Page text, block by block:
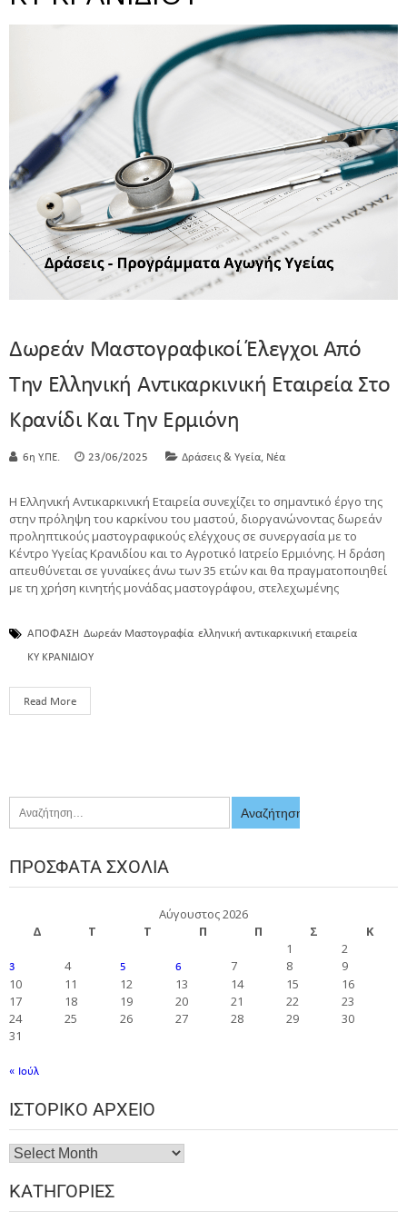
Δωρεάν Μαστογραφικοί Έλεγχοι Από
Την Ελληνική Αντικαρκινική Εταιρεία Στο
Κρανίδι Και Την Ερμιόνη
6η Υ.ΠΕ. 23/06/2025 Δράσεις & Υγεία, Νέα
Η Ελληνική Αντικαρκινική Εταιρεία συνεχίζει το σημαντικό έργο της
στην πρόληψη του καρκίνου του μαστού, διοργανώνοντας δωρεάν
προληπτικούς μαστογραφικούς ελέγχους σε συνεργασία με το
Κέντρο Υγείας Κρανιδίου και το Αγροτικό Ιατρείο Ερμιόνης. Η δράση
απευθύνεται σε γυναίκες άνω των 35 ετών και θα πραγματοποιηθεί
με τη χρήση κινητής μονάδας μαστογράφου, στελεχωμένης
ΑΠΟΦΑΣΗ Δωρεάν Μαστογραφία ελληνική αντικαρκινική εταιρεία
ΚΥ ΚΡΑΝΙΔΙΟΥ
Read More
ΠΡΌΣΦΑΤΑ ΣΧΌΛΙΑ
Αύγουστος 2026
Δ
Τ Τ Π Π Σ
Κ
1
2
3 4 5 6 7 8
9
10
11 12 13 14 15
16
17
18 19 20 21 22
23
24
25 26 27 28 29
30
31
« Ιούλ
ΙΣΤΟΡΙΚΌ ΑΡΧΕΊΟ
ΚΑΤΗΓΟΡΊΕΣ